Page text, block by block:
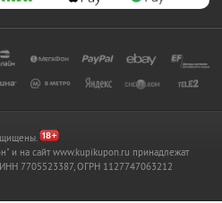
и на сайт www.kupikupon.ru принадлежат
7705523387, ОГРН 1127747063212